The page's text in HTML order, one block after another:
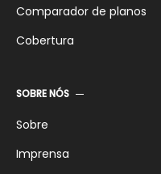
Comparador de planos
Cobertura
SOBRE NÓS
Sobre
Imprensa